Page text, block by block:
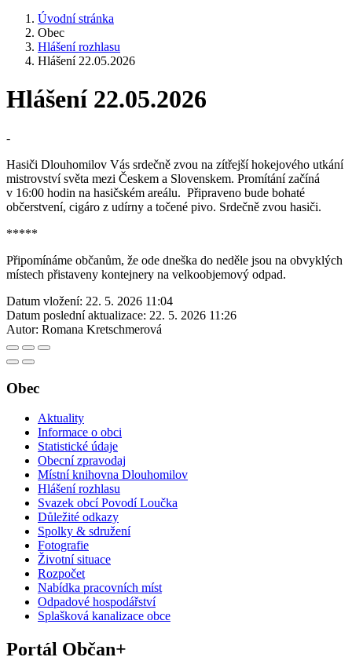
Úvodní stránka
Obec
Hlášení rozhlasu
Hlášení 22.05.2026
Hlášení 22.05.2026
-
Hasiči Dlouhomilov Vás srdečně zvou na zítřejší hokejového utkání
mistrovství světa mezi Českem a Slovenskem. Promítání začíná
v 16:00 hodin na hasičském areálu. Připraveno bude bohaté
občerstvení, cigáro z udírny a točené pivo. Srdečně zvou hasiči.
*****
Připomínáme občanům, že ode dneška do neděle jsou na obvyklých
místech přistaveny kontejnery na velkoobjemový odpad.
Datum vložení: 22. 5. 2026 11:04
Datum poslední aktualizace: 22. 5. 2026 11:26
Autor: Romana Kretschmerová
Obec
Aktuality
Informace o obci
Statistické údaje
Obecní zpravodaj
Místní knihovna Dlouhomilov
Hlášení rozhlasu
Svazek obcí Povodí Loučka
Důležité odkazy
Spolky & sdružení
Fotografie
Životní situace
Rozpočet
Nabídka pracovních míst
Odpadové hospodářství
Splašková kanalizace obce
Portál Občan+